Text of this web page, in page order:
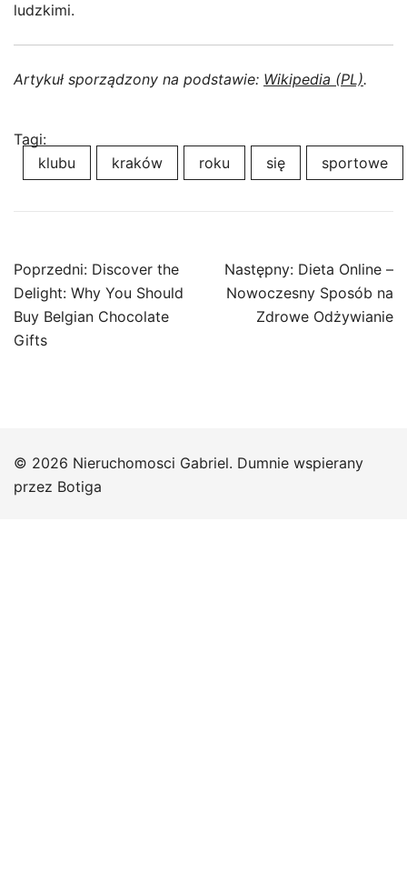
ludzkimi.
Artykuł sporządzony na podstawie: Wikipedia (PL).
Tagi:
klubu
kraków roku się sportowe
Nawigacja
wpisu
Poprzedni: Discover the
Delight: Why You Should
Buy Belgian Chocolate
Gifts
Następny: Dieta Online –
Nowoczesny Sposób na
Zdrowe Odżywianie
© 2026 Nieruchomosci Gabriel. Dumnie wspierany
przez Botiga